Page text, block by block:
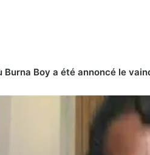
Burna Boy a été annoncé le